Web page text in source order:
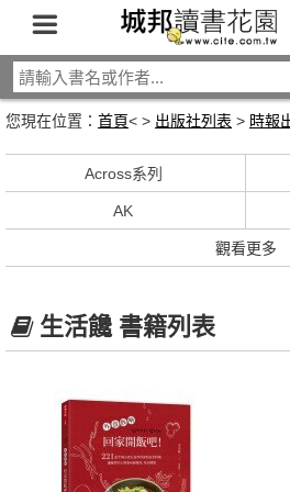
您現在位置： 首頁< > 出版社列表 > 時報
Across系列
AK
觀看更多
生活饞 書籍列表